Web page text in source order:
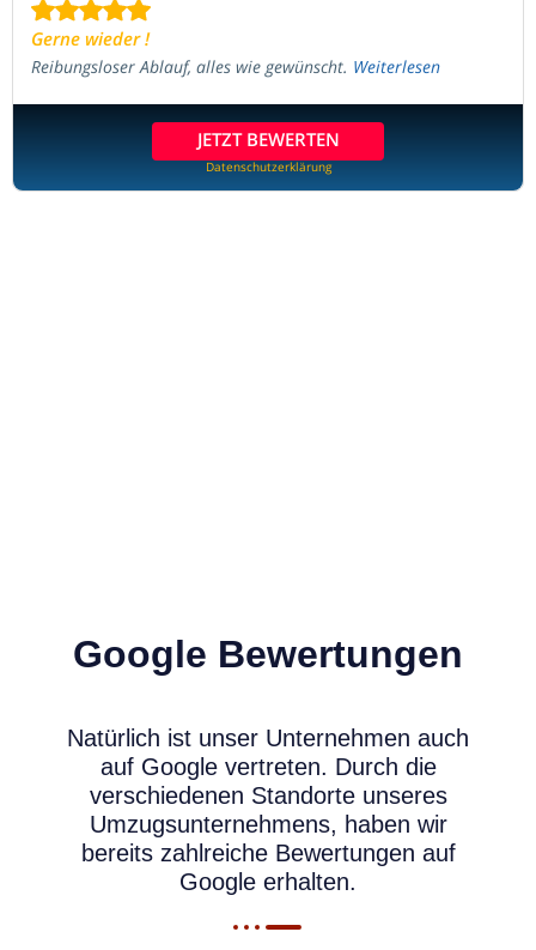
Gerne wieder !
Reibungsloser Ablauf, alles wie gewünscht. Weiterlesen
JETZT BEWERTEN
Datenschutzerklärung
Google Bewertungen
Natürlich ist unser Unternehmen auch
auf Google vertreten. Durch die
verschiedenen Standorte unseres
Umzugsunternehmens, haben wir
bereits zahlreiche Bewertungen auf
Google erhalten.